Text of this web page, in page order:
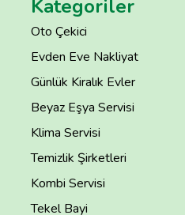
Kategoriler
Oto Çekici
Evden Eve Nakliyat
Günlük Kiralık Evler
Beyaz Eşya Servisi
Klima Servisi
Temizlik Şirketleri
Kombi Servisi
Tekel Bayi